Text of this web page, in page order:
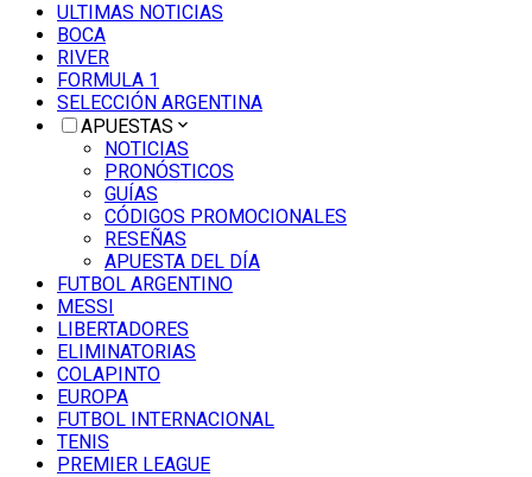
ULTIMAS NOTICIAS
BOCA
RIVER
FORMULA 1
SELECCIÓN ARGENTINA
APUESTAS
NOTICIAS
PRONÓSTICOS
GUÍAS
CÓDIGOS PROMOCIONALES
RESEÑAS
APUESTA DEL DÍA
FUTBOL ARGENTINO
MESSI
LIBERTADORES
ELIMINATORIAS
COLAPINTO
EUROPA
FUTBOL INTERNACIONAL
TENIS
PREMIER LEAGUE